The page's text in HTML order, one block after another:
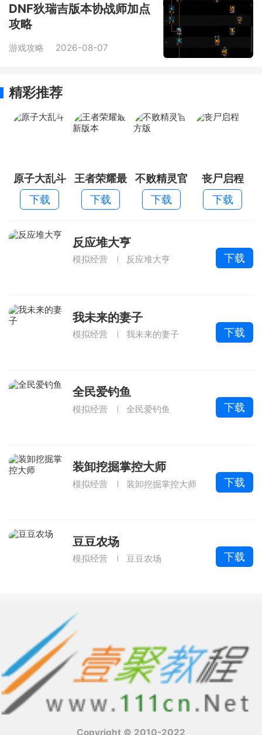
DNF狄瑞吉版本协战师加点
攻略
游戏攻略 2026-08-07
精彩推荐
原子大乱斗
下载
王者荣耀最
新版本
下载
不败精灵官
方版
下载
丧尸启程
下载
反应堆大亨
模拟经营 反应堆大亨 下载
我未来的妻子
模拟经营 我未来的妻子 下载
全民爱钓鱼
模拟经营 全民爱钓鱼 下载
装卸挖掘掌控大师
模拟经营 装卸挖掘掌控大师 下载
豆豆农场
模拟经营 豆豆农场 下载
Copyright © 2010-2022